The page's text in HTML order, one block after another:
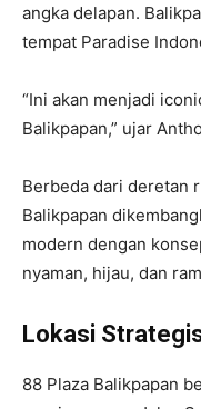
angka delapan.
tempat Paradise
“Ini akan menjadi
Balikpapan,” ujar
Berbeda dari deretan
Balikpapan
modern dengan
nyaman, hijau, dan
Lokasi
88 Plaza Balikpapan